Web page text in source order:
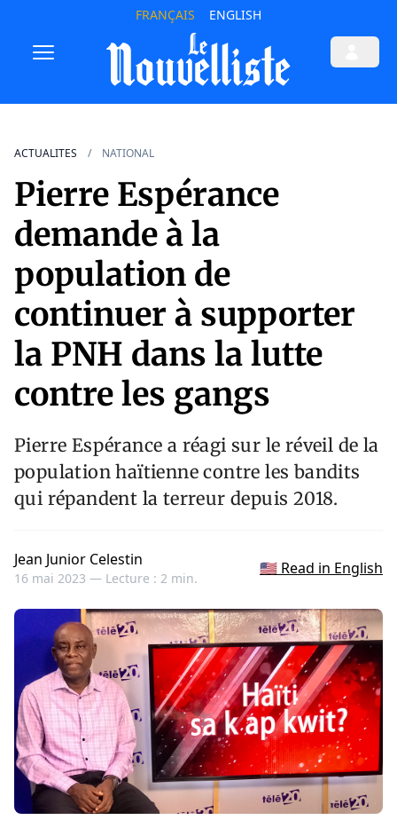
FRANÇAIS ENGLISH
ACTUALITES NATIONAL
Pierre Espérance
demande à la
population de
continuer à supporter
la PNH dans la lutte
contre les gangs
Pierre Espérance a réagi sur le réveil de la
population haïtienne contre les bandits
qui répandent la terreur depuis 2018.
Jean Junior Celestin
16 mai 2023 — Lecture : 2 min.
🇺🇸 Read in English